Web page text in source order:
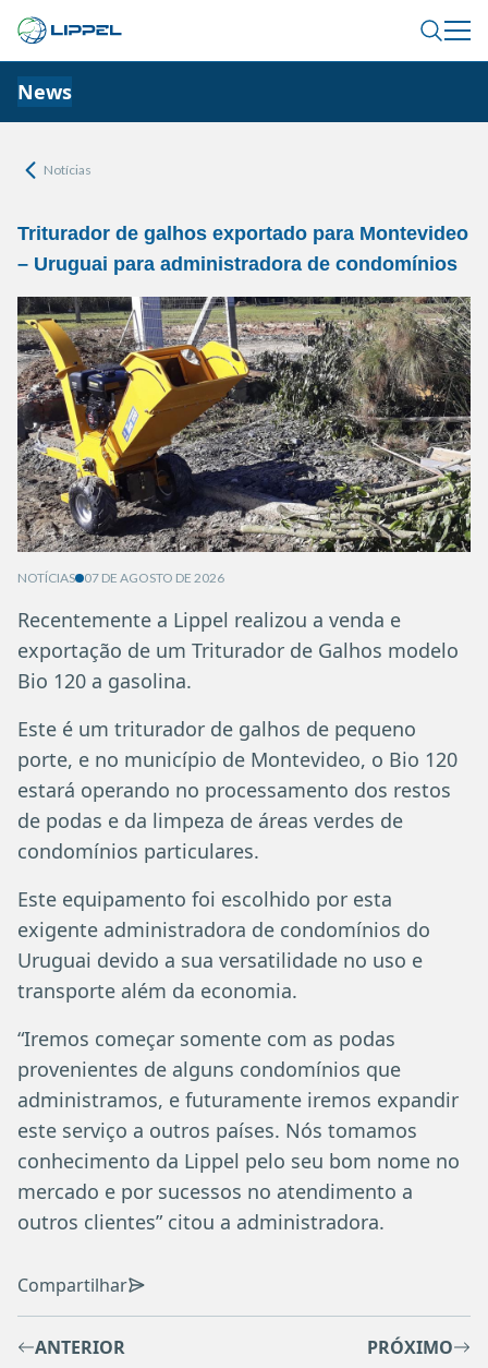
News
Notícias
Triturador de galhos exportado para Montevideo
– Uruguai para administradora de condomínios
NOTÍCIAS 07 DE AGOSTO DE 2026
Recentemente a Lippel realizou a venda e
exportação de um Triturador de Galhos modelo
Bio 120 a gasolina.
Este é um triturador de galhos de pequeno
porte, e no município de Montevideo, o Bio 120
estará operando no processamento dos restos
de podas e da limpeza de áreas verdes de
condomínios particulares.
Este equipamento foi escolhido por esta
exigente administradora de condomínios do
Uruguai devido a sua versatilidade no uso e
transporte além da economia.
“Iremos começar somente com as podas
provenientes de alguns condomínios que
administramos, e futuramente iremos expandir
este serviço a outros países. Nós tomamos
conhecimento da Lippel pelo seu bom nome no
mercado e por sucessos no atendimento a
outros clientes” citou a administradora.
Compartilhar
ANTERIOR PRÓXIMO